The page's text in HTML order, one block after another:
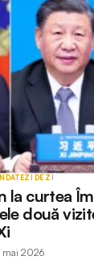
ZI DE ZI
la curtea
două
mai 2026